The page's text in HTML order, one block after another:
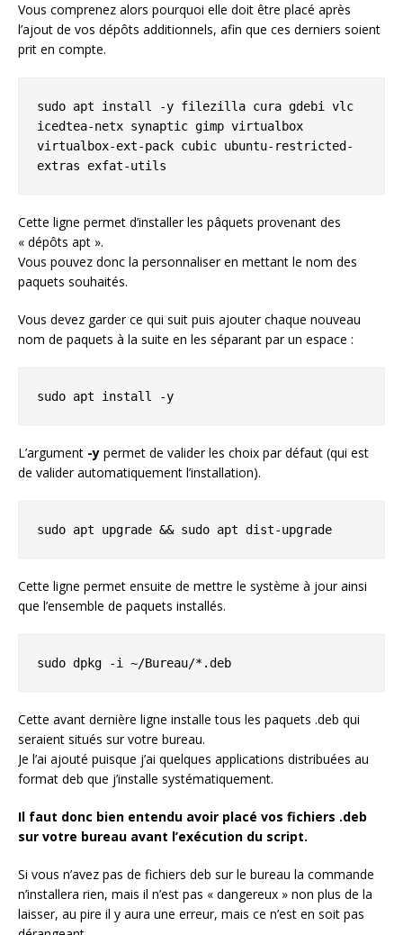
Vous comprenez alors pourquoi elle doit être placé après
l’ajout de vos dépôts additionnels, afin que ces derniers soient
prit en compte.
sudo apt install -y filezilla cura gdebi vlc
icedtea-netx synaptic gimp virtualbox
virtualbox-ext-pack cubic ubuntu-restricted-
extras exfat-utils
Cette ligne permet d’installer les pâquets provenant des
« dépôts apt ».
Vous pouvez donc la personnaliser en mettant le nom des
paquets souhaités.
Vous devez garder ce qui suit puis ajouter chaque nouveau
nom de paquets à la suite en les séparant par un espace :
sudo apt install -y
L’argument -y permet de valider les choix par défaut (qui est
de valider automatiquement l’installation).
sudo apt upgrade && sudo apt dist-upgrade
Cette ligne permet ensuite de mettre le système à jour ainsi
que l’ensemble de paquets installés.
sudo dpkg -i ~/Bureau/*.deb
Cette avant dernière ligne installe tous les paquets .deb qui
seraient situés sur votre bureau.
Je l’ai ajouté puisque j’ai quelques applications distribuées au
format deb que j’installe systématiquement.
Il faut donc bien entendu avoir placé vos fichiers .deb
sur votre bureau avant l’exécution du script.
Si vous n’avez pas de fichiers deb sur le bureau la commande
n’installera rien, mais il n’est pas « dangereux » non plus de la
laisser, au pire il y aura une erreur, mais ce n’est en soit pas